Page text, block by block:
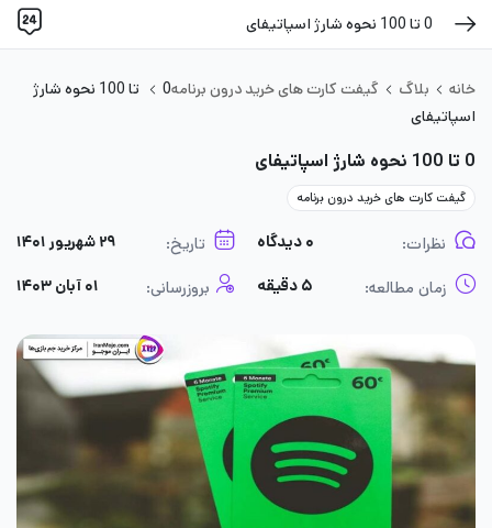
0 تا 100 نحوه شارژ‌ اسپاتیفای
خانه بلاگ گیفت کارت های خرید درون برنامه
0 تا 100 نحوه شارژ‌
اسپاتیفای
0 تا 100 نحوه شارژ‌ اسپاتیفای
گیفت کارت های خرید درون برنامه
نظرات: ۰ دیدگاه تاریخ: ۲۹ شهریور ۱۴۰۱
زمان مطالعه: ۵ دقیقه بروزرسانی: ۰۱ آبان ۱۴۰۳